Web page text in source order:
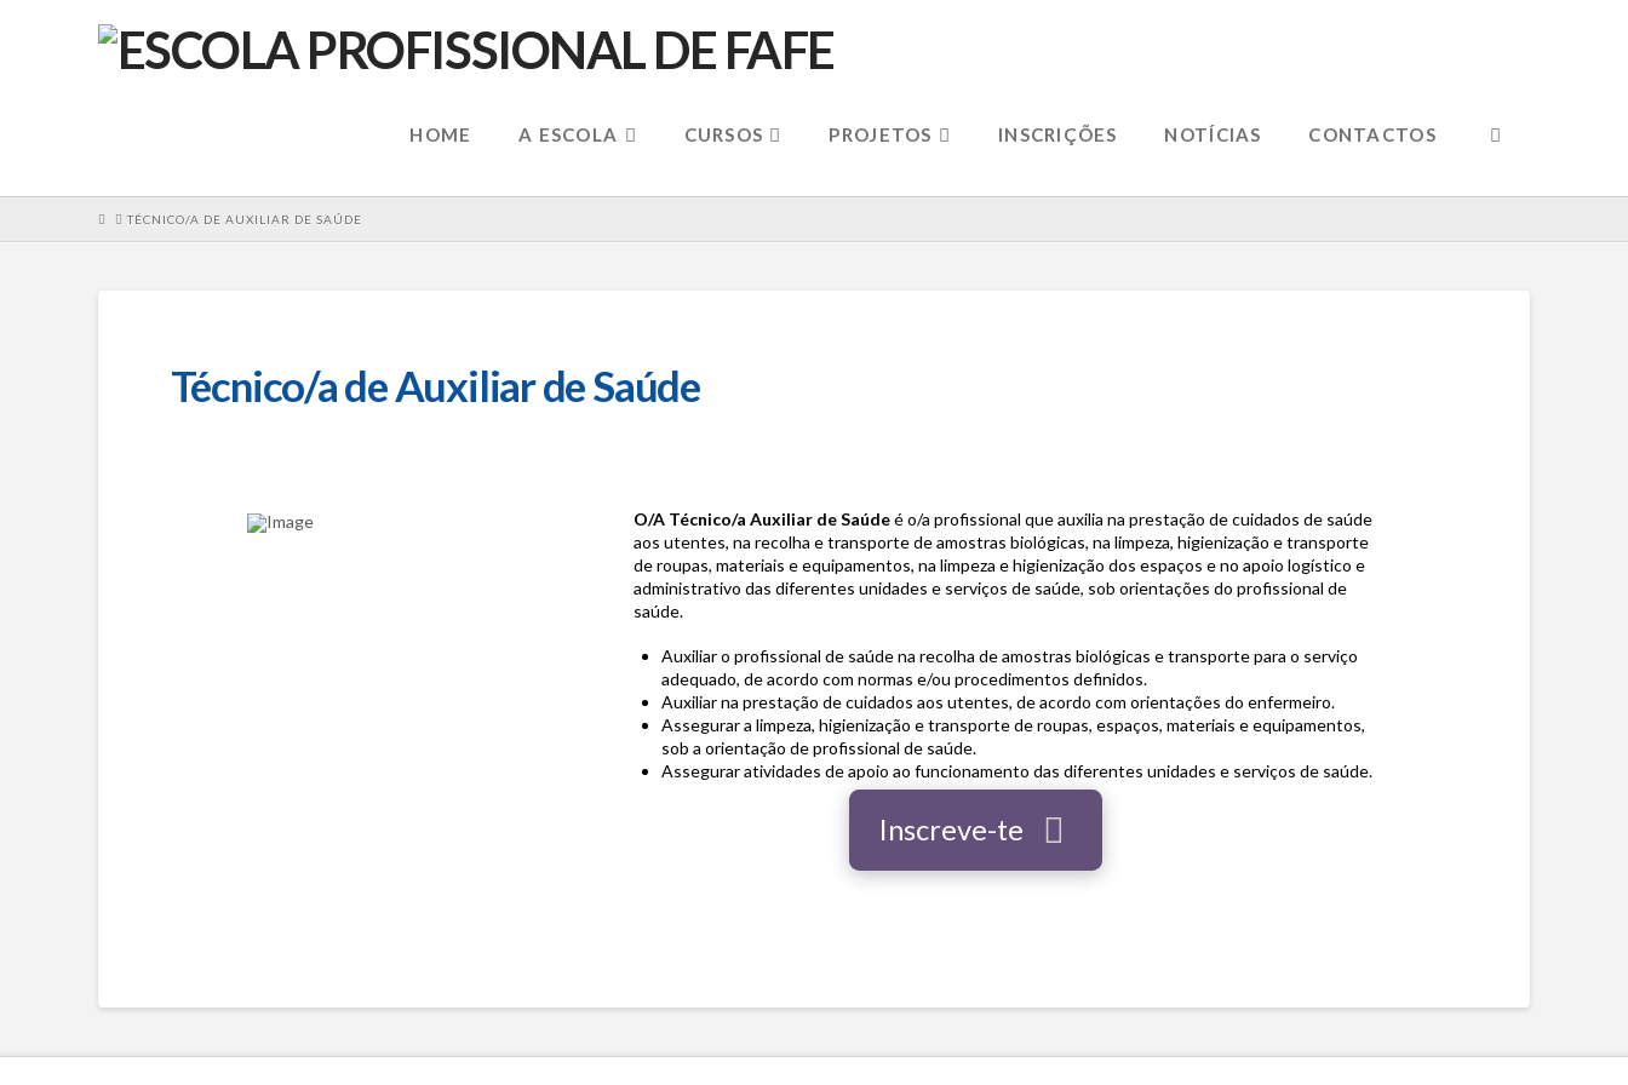
HOME A ESCOLA CURSOS PROJETOS INSCRIÇÕES NOTÍCIAS CONTACTOS
HOME
TÉCNICO/A DE AUXILIAR DE SAÚDE
Técnico/a de Auxiliar de Saúde
O/A Técnico/a Auxiliar de Saúdeé o/a profissional que auxilia na prestação de cuidados de saúde
aos utentes, na recolha e transporte de amostras biológicas, na limpeza, higienização e transporte
de roupas, materiais e equipamentos, na limpeza e higienização dos espaços e no apoio logístico e
administrativo das diferentes unidades e serviços de saúde, sob orientações do profissional de
saúde.
Auxiliar o profissional de saúde na recolha de amostras biológicas e transporte para o serviço
adequado, de acordo com normas e/ou procedimentos definidos.
Auxiliar na prestação de cuidados aos utentes, de acordo com orientações do enfermeiro.
Assegurar a limpeza, higienização e transporte de roupas, espaços, materiais e equipamentos,
sob a orientação de profissional de saúde.
Assegurar atividades de apoio ao funcionamento das diferentes unidades e serviços de saúde.
Inscreve-te